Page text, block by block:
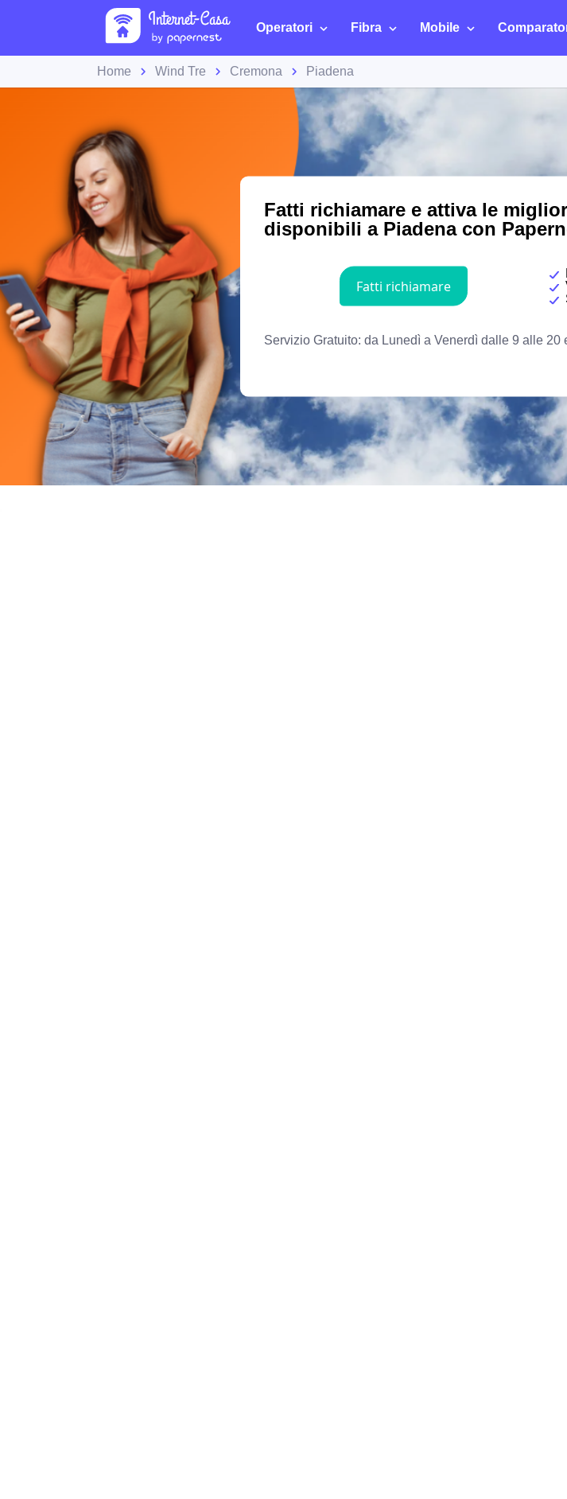
Operatori Fibra Mobile
Home Wind Tre Cremona Piadena